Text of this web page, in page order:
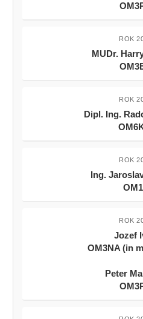
ROK
MUDr.
ROK
Dipl. Ing.
ROK
Ing.
ROK
Jozef
OM3NA (in
Peter